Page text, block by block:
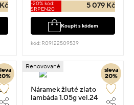
-20% kód:
SRPEN20
5 079 Kč
Koupit s kódem
kód: R09122509539
sleva
20%
Renovované
Náramek žluté zlato
lambáda 1.05g vel.24